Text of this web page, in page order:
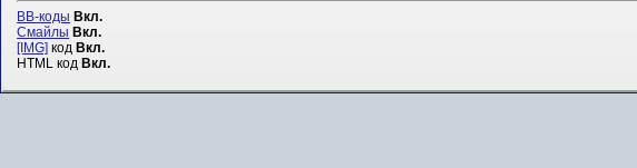
BB-коды Вкл.
Смайлы Вкл.
[IMG] кодВкл.
HTML кодВкл.